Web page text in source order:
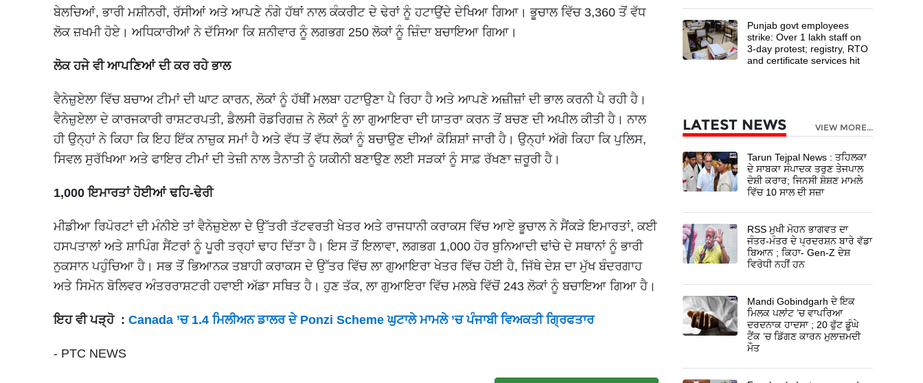
ਬੇਲਚਿਆਂ, ਭਾਰੀ ਮਸ਼ੀਨਰੀ, ਰੱਸੀਆਂ ਅਤੇ ਆਪਣੇ ਨੰਗੇ ਹੱਥਾਂ ਨਾਲ ਕੰਕਰੀਟ ਦੇ ਢੇਰਾਂ ਨੂੰ ਹਟਾਉਂਦੇ ਦੇਖਿਆ ਗਿਆ। ਭੂਚਾਲ ਵਿੱਚ 3,360 ਤੋਂ ਵੱਧ
ਲੋਕ ਜ਼ਖਮੀ ਹੋਏ। ਅਧਿਕਾਰੀਆਂ ਨੇ ਦੱਸਿਆ ਕਿ ਸ਼ਨੀਵਾਰ ਨੂੰ ਲਗਭਗ 250 ਲੋਕਾਂ ਨੂੰ ਜ਼ਿੰਦਾ ਬਚਾਇਆ ਗਿਆ।
ਲੋਕ ਹਜੇ ਵੀ ਆਪਣਿਆਂ ਦੀ ਕਰ ਰਹੇ ਭਾਲ
ਵੈਨੇਜ਼ੁਏਲਾ ਵਿੱਚ ਬਚਾਅ ਟੀਮਾਂ ਦੀ ਘਾਟ ਕਾਰਨ, ਲੋਕਾਂ ਨੂੰ ਹੱਥੀਂ ਮਲਬਾ ਹਟਾਉਣਾ ਪੈ ਰਿਹਾ ਹੈ ਅਤੇ ਆਪਣੇ ਅਜ਼ੀਜ਼ਾਂ ਦੀ ਭਾਲ ਕਰਨੀ ਪੈ ਰਹੀ ਹੈ।
ਵੈਨੇਜ਼ੁਏਲਾ ਦੇ ਕਾਰਜਕਾਰੀ ਰਾਸ਼ਟਰਪਤੀ, ਡੈਲਸੀ ਰੋਡਰਿਗਜ਼ ਨੇ ਲੋਕਾਂ ਨੂੰ ਲਾ ਗੁਆਇਰਾ ਦੀ ਯਾਤਰਾ ਕਰਨ ਤੋਂ ਬਚਣ ਦੀ ਅਪੀਲ ਕੀਤੀ ਹੈ। ਨਾਲ
ਹੀ ਉਨ੍ਹਾਂ ਨੇ ਕਿਹਾ ਕਿ ਇਹ ਇੱਕ ਨਾਜ਼ੁਕ ਸਮਾਂ ਹੈ ਅਤੇ ਵੱਧ ਤੋਂ ਵੱਧ ਲੋਕਾਂ ਨੂੰ ਬਚਾਉਣ ਦੀਆਂ ਕੋਸ਼ਿਸ਼ਾਂ ਜਾਰੀ ਹੈ। ਉਨ੍ਹਾਂ ਅੱਗੇ ਕਿਹਾ ਕਿ ਪੁਲਿਸ,
ਸਿਵਲ ਸੁਰੱਖਿਆ ਅਤੇ ਫਾਇਰ ਟੀਮਾਂ ਦੀ ਤੇਜ਼ੀ ਨਾਲ ਤੈਨਾਤੀ ਨੂੰ ਯਕੀਨੀ ਬਣਾਉਣ ਲਈ ਸੜਕਾਂ ਨੂੰ ਸਾਫ਼ ਰੱਖਣਾ ਜ਼ਰੂਰੀ ਹੈ।
1,000 ਇਮਾਰਤਾਂ ਹੋਈਆਂ ਢਹਿ-ਢੇਰੀ
ਮੀਡੀਆ ਰਿਪੋਰਟਾਂ ਦੀ ਮੰਨੀਏ ਤਾਂ ਵੈਨੇਜ਼ੁਏਲਾ ਦੇ ਉੱਤਰੀ ਤੱਟਵਰਤੀ ਖੇਤਰ ਅਤੇ ਰਾਜਧਾਨੀ ਕਰਾਕਸ ਵਿੱਚ ਆਏ ਭੂਚਾਲ ਨੇ ਸੈਂਕੜੇ ਇਮਾਰਤਾਂ, ਕਈ
ਹਸਪਤਾਲਾਂ ਅਤੇ ਸ਼ਾਪਿੰਗ ਸੈਂਟਰਾਂ ਨੂੰ ਪੂਰੀ ਤਰ੍ਹਾਂ ਢਾਹ ਦਿੱਤਾ ਹੈ। ਇਸ ਤੋਂ ਇਲਾਵਾ, ਲਗਭਗ 1,000 ਹੋਰ ਬੁਨਿਆਦੀ ਢਾਂਚੇ ਦੇ ਸਥਾਨਾਂ ਨੂੰ ਭਾਰੀ
ਨੁਕਸਾਨ ਪਹੁੰਚਿਆ ਹੈ। ਸਭ ਤੋਂ ਭਿਆਨਕ ਤਬਾਹੀ ਕਰਾਕਸ ਦੇ ਉੱਤਰ ਵਿੱਚ ਲਾ ਗੁਆਇਰਾ ਖੇਤਰ ਵਿੱਚ ਹੋਈ ਹੈ, ਜਿੱਥੇ ਦੇਸ਼ ਦਾ ਮੁੱਖ ਬੰਦਰਗਾਹ
ਅਤੇ ਸਿਮੋਨ ਬੋਲਿਵਰ ਅੰਤਰਰਾਸ਼ਟਰੀ ਹਵਾਈ ਅੱਡਾ ਸਥਿਤ ਹੈ। ਹੁਣ ਤੱਕ, ਲਾ ਗੁਆਇਰਾ ਵਿੱਚ ਮਲਬੇ ਵਿੱਚੋਂ 243 ਲੋਕਾਂ ਨੂੰ ਬਚਾਇਆ ਗਿਆ ਹੈ।
ਇਹ ਵੀ ਪੜ੍ਹੋ : Canada ’ਚ 1.4 ਮਿਲੀਅਨ ਡਾਲਰ ਦੇ Ponzi Scheme ਘੁਟਾਲੇ ਮਾਮਲੇ ’ਚ ਪੰਜਾਬੀ ਵਿਅਕਤੀ ਗ੍ਰਿਫਤਾਰ
- PTC NEWS
Punjab govt employees
strike: Over 1 lakh staff on
3-day protest; registry, RTO
and certificate services hit
LATEST NEWS VIEW MORE...
Tarun Tejpal News : ਤਹਿਲਕਾ
ਦੇ ਸਾਬਕਾ ਸੰਪਾਦਕ ਤਰੁਣ ਤੇਜਪਾਲ
ਦੋਸ਼ੀ ਕਰਾਰ; ਜਿਨਸੀ ਸ਼ੋਸ਼ਣ ਮਾਮਲੇ
ਵਿੱਚ 10 ਸਾਲ ਦੀ ਸਜ਼ਾ
RSS ਮੁਖੀ ਮੋਹਨ ਭਾਗਵਤ ਦਾ
ਜੰਤਰ-ਮੰਤਰ ਦੇ ਪ੍ਰਦਰਸ਼ਨ ਬਾਰੇ ਵੱਡਾ
ਬਿਆਨ ; ਕਿਹਾ- Gen-Z ਦੇਸ਼
ਵਿਰੋਧੀ ਨਹੀਂ ਹਨ
Mandi Gobindgarh ਦੇ ਇਕ
ਮਿਲਕ ਪਲਾਂਟ ’ਚ ਵਾਪਰਿਆ
ਦਰਦਨਾਕ ਹਾਦਸਾ ; 20 ਫੁੱਟ ਡੂੰਘੇ
ਟੈਂਕ ’ਚ ਡਿੱਗਣ ਕਾਰਨ ਮੁਲਾਜ਼ਮਦੀ
ਮੌਤ